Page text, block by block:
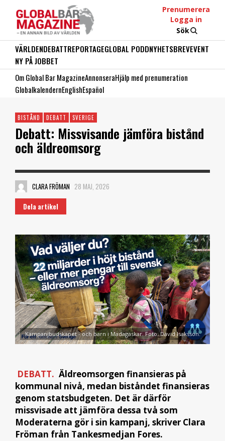
Prenumerera
Logga in
Sök
VÄRLDENDEBATTREPORTAGEGLOBAL PODDNYHETSBREVEVENT
NY PÅ JOBBET
Om Global Bar MagazineAnnonseraHjälp med prenumeration
GlobalkalendernEnglishEspañol
BISTÅND DEBATT SVERIGE
Debatt: Missvisande jämföra bistånd
och äldreomsorg
CLARA FRÖMAN 28 MAJ, 2026
Dela artikel
Kampanjbudskapet - och barn i Madagaskar. Foto: David Isaksson.
DEBATT. Äldreomsorgen finansieras på
kommunal nivå, medan biståndet finansieras
genom statsbudgeten. Det är därför
missvisade att jämföra dessa två som
Moderaterna gör i sin kampanj, skriver Clara
Fröman från Tankesmedjan Fores.